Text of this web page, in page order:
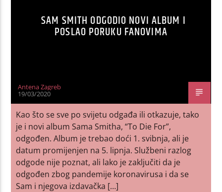
SAM SMITH ODGODIO NOVI ALBUM I
POSLAO PORUKU FANOVIMA
Antena Zagreb
19/03/2020
Kao što se sve po svijetu odgađa ili otkazuje, tako
je i novi album Sama Smitha, “To Die For”,
odgođen. Album je trebao doći 1. svibnja, ali je
datum promijenjen na 5. lipnja. Službeni razlog
odgode nije poznat, ali lako je zaključiti da je
odgođen zbog pandemije koronavirusa i da se
Sam i njegova izdavačka […]